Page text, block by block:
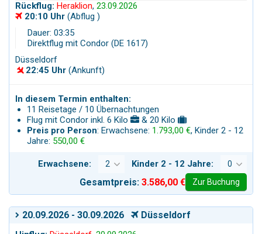
Rückflug: Heraklion, 23.09.2026
20:10 Uhr (Abflug )
Dauer: 03:35
Direktflug mit Condor (DE 1617)
Düsseldorf
22:45 Uhr (Ankunft)
In diesem Termin enthalten:
11 Reisetage / 10 Übernachtungen
Flug mit Condor inkl. 6 Kilo
& 20 Kilo
Preis pro Person: Erwachsene: 1.793,00 €, Kinder 2 - 12
Jahre: 550,00 €
Erwachsene: Kinder 2 - 12 Jahre:
Gesamtpreis: 3.586,00 € Zur Buchung
20.09.2026 - 30.09.2026 Düsseldorf